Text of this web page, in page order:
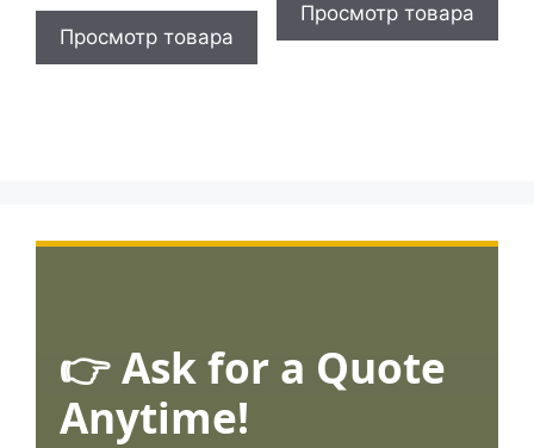
Просмотр товара
Просмотр товара
👉 Ask for a Quote
Anytime!